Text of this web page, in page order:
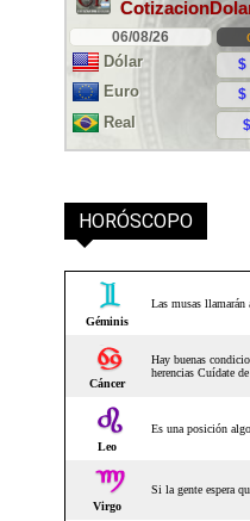
HORÓSCOPO